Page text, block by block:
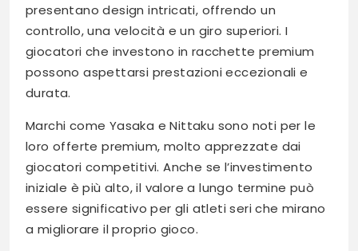
presentano design intricati, offrendo un
controllo, una velocità e un giro superiori. I
giocatori che investono in racchette premium
possono aspettarsi prestazioni eccezionali e
durata.
Marchi come Yasaka e Nittaku sono noti per le
loro offerte premium, molto apprezzate dai
giocatori competitivi. Anche se l’investimento
iniziale è più alto, il valore a lungo termine può
essere significativo per gli atleti seri che mirano
a migliorare il proprio gioco.